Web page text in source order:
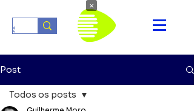
Post
Todos os posts
×